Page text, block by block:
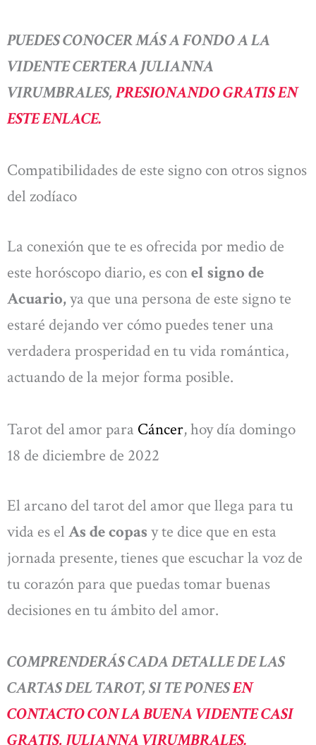
PUEDES CONOCER MÁS A FONDO A LA
VIDENTE CERTERA JULIANNA
VIRUMBRALES,PRESIONANDO GRATIS EN
ESTE ENLACE.
Compatibilidades de este signo con otros signos
del zodíaco
La conexión que te es ofrecida por medio de
este horóscopo diario, es conel signo de
Acuario,ya que una persona de este signo te
estaré dejando ver cómo puedes tener una
verdadera prosperidad en tu vida romántica,
actuando de la mejor forma posible.
Tarot del amor para Cáncer, hoy día domingo
18 de diciembre de 2022
El arcano del tarot del amor que llega para tu
vida es el As de copas y te dice que en esta
jornada presente, tienes que escuchar la voz de
tu corazón para que puedas tomar buenas
decisiones en tu ámbito del amor.
COMPRENDERÁS CADA DETALLE DE LAS
CARTAS DEL TAROT, SI TE PONESEN
CONTACTO CON LA BUENA VIDENTE CASI
GRATIS, JULIANNA VIRUMBRALES.